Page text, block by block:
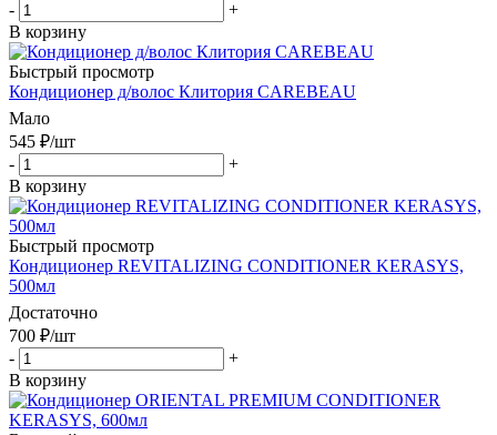
-
+
В корзину
Быстрый просмотр
Кондиционер д/волос Клитория CAREBEAU
Мало
545 ₽/шт
-
+
В корзину
Быстрый просмотр
Кондиционер REVITALIZING CONDITIONER KERASYS,
500мл
Достаточно
700 ₽/шт
-
+
В корзину